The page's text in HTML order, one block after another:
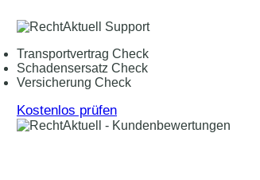
Transportvertrag Check
Schadensersatz Check
Versicherung Check
Kostenlos prüfen